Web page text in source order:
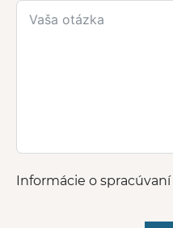
Informácie o spracúvaní